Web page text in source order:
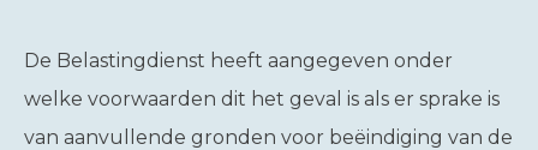
De Belastingdienst heeft aangegeven onder
welke voorwaarden dit het geval is als er sprake is
van aanvullende gronden voor beëindiging van de